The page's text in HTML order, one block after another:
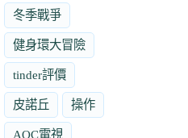
冬季戰爭
健身環大冒險
tinder評價
皮諾丘 操作
AOC電視